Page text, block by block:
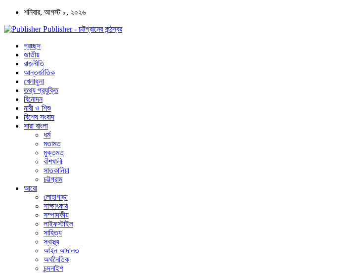
শনিবার, আগস্ট ৮, ২০২৬
Publisher - চট্টগ্রামের কন্ঠস্বর
প্রচ্ছদ
জাতীয়
রাজনীতি
আন্তর্জাতিক
খেলাধুলা
তথ্য প্রযুক্তি
বিনোদন
নারী ও শিশু
বিশেষ সংবাদ
সারা বাংলা
ধর্ম
মতামত
মুক্তমত
বাঁশখালী
সাতকানিয়া
চট্টগ্রাম
আরো
লোহাগাড়া
সাক্ষাৎকার
সম্পাদকীয়
লাইফস্টাইল
সাহিত্য
স্বাস্থ্য
আইন আদালত
অর্থনৈতিক
চন্দনাইশ